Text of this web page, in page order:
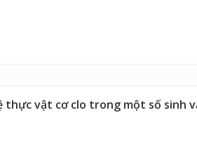
thực vật cơ clo trong một số sinh